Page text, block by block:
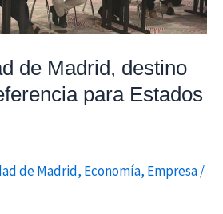
de Madrid, destino
para Estados
de Madrid, Economía, Empresa/